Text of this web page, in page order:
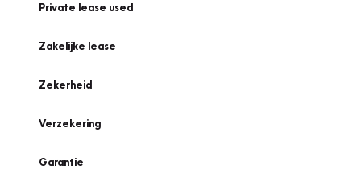
Private lease used
Zakelijke lease
Zekerheid
Verzekering
Garantie